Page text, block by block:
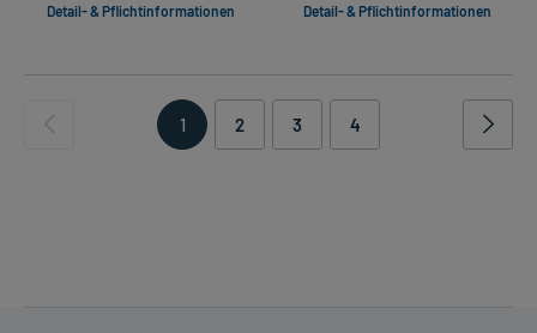
Detail- & Pflichtinformationen Detail- & Pflichtinformationen
1 2 3 4